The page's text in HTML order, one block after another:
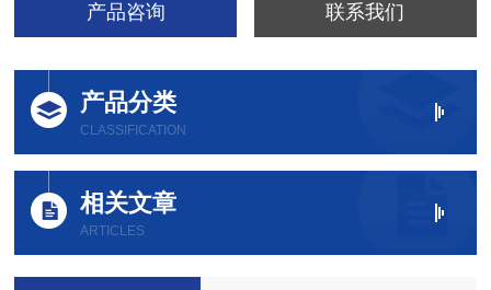
产品咨询 联系我们
产品分类
CLASSIFICATION
相关文章
ARTICLES